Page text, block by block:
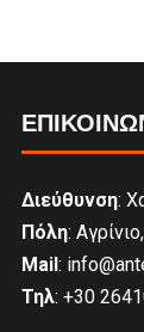
Διεύθυνση:
Πόλη:
Mail :
Τηλ: +30